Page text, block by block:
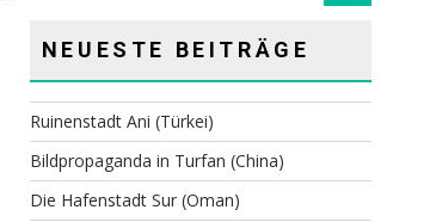
NEUESTE BEITRÄGE
Ruinenstadt Ani (Türkei)
Bildpropaganda in Turfan (China)
Die Hafenstadt Sur (Oman)